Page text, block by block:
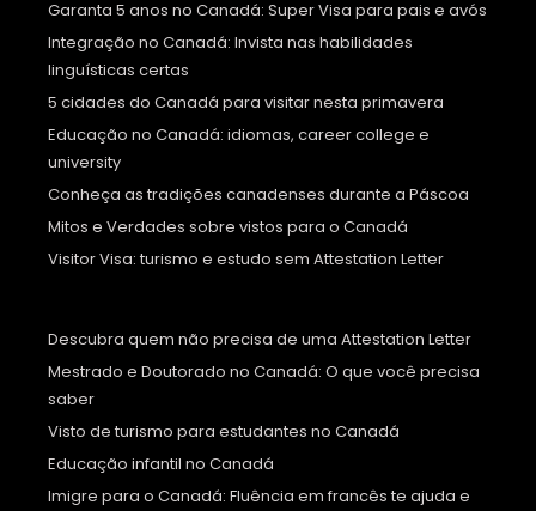
Garanta 5 anos no Canadá: Super Visa para pais e avós
Integração no Canadá: Invista nas habilidades
linguísticas certas
5 cidades do Canadá para visitar nesta primavera
Educação no Canadá: idiomas, career college e
university
Conheça as tradições canadenses durante a Páscoa
Mitos e Verdades sobre vistos para o Canadá
Visitor Visa: turismo e estudo sem Attestation Letter
Descubra quem não precisa de uma Attestation Letter
Mestrado e Doutorado no Canadá: O que você precisa
saber
Visto de turismo para estudantes no Canadá
Educação infantil no Canadá
Imigre para o Canadá: Fluência em francês te ajuda e